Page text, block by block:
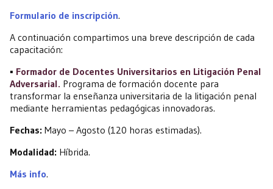
Formulario de inscripción.
A continuación compartimos una breve descripción de cada
capacitación:
▪️ Formador de Docentes Universitarios en Litigación Penal
Adversarial. Programa de formación docente para
transformar la enseñanza universitaria de la litigación penal
mediante herramientas pedagógicas innovadoras.
Fechas: Mayo – Agosto (120 horas estimadas).
Modalidad: Híbrida.
Más info.